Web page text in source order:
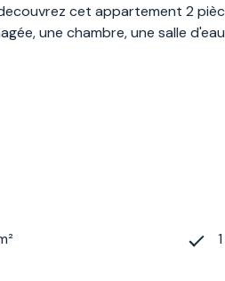
decouvrez cet appartement 2
une chambre, une salle